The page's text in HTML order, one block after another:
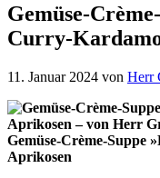
Gemüse-
Curry-
11. Januar 2024 von Herr
Gemüse-Crème-Suppe
Aprikosen